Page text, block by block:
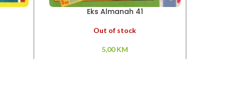
Eks Almanah 41
Out of stock
5,00KM